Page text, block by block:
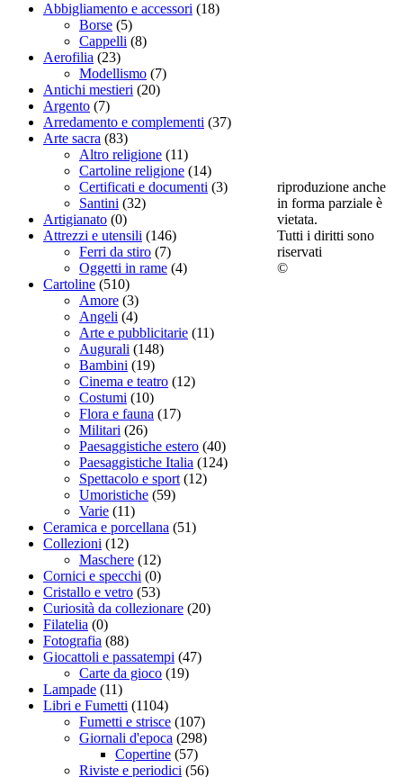
Abbigliamento e accessori (18)
Borse (5)
Cappelli (8)
Aerofilia (23)
Modellismo (7)
Antichi mestieri (20)
Argento (7)
Arredamento e complementi (37)
Arte sacra (83)
Altro religione (11)
Cartoline religione (14)
Certificati e documenti (3)
Santini (32)
Artigianato (0)
Attrezzi e utensili (146)
Ferri da stiro (7)
Oggetti in rame (4)
Cartoline (510)
Amore (3)
Angeli (4)
Arte e pubblicitarie (11)
Augurali (148)
Bambini (19)
Cinema e teatro (12)
Costumi (10)
Flora e fauna (17)
Militari (26)
Paesaggistiche estero (40)
Paesaggistiche Italia (124)
Spettacolo e sport (12)
Umoristiche (59)
Varie (11)
Ceramica e porcellana (51)
Collezioni (12)
Maschere (12)
Cornici e specchi (0)
Cristallo e vetro (53)
Curiosità da collezionare (20)
Filatelia (0)
Fotografia (88)
Giocattoli e passatempi (47)
Carte da gioco (19)
Lampade (11)
Libri e Fumetti (1104)
Fumetti e strisce (107)
Giornali d'epoca (298)
Copertine (57)
Riviste e periodici (56)
riproduzione anche
in forma parziale è
vietata.
Tutti i diritti sono
riservati
©